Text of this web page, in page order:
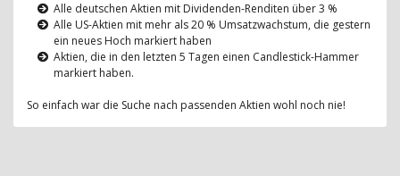
Alle deutschen Aktien mit Dividenden-Renditen über 3 %
Alle US-Aktien mit mehr als 20 % Umsatzwachstum, die gestern
ein neues Hoch markiert haben
Aktien, die in den letzten 5 Tagen einen Candlestick-Hammer
markiert haben.
So einfach war die Suche nach passenden Aktien wohl noch nie!